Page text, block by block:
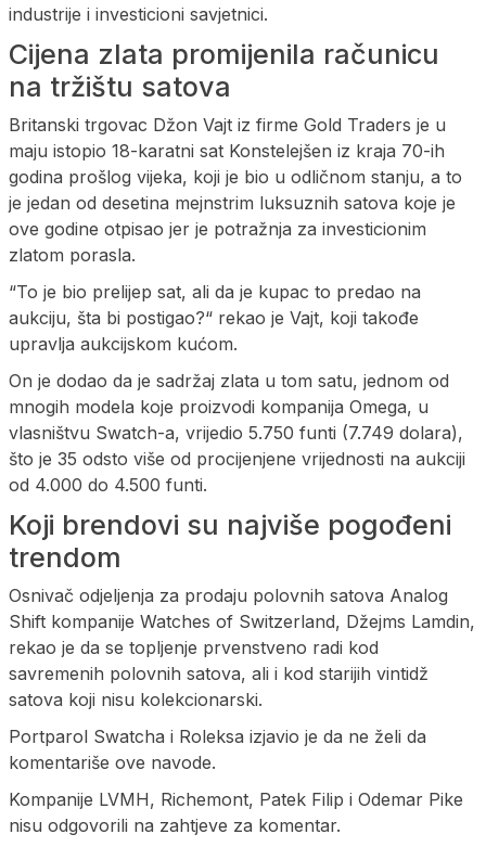
industrije i investicioni savjetnici.
Cijena zlata promijenila računicu
na tržištu satova
Britanski trgovac Džon Vajt iz firme Gold Traders je u
maju istopio 18-karatni sat Konstelejšen iz kraja 70-ih
godina prošlog vijeka, koji je bio u odličnom stanju, a to
je jedan od desetina mejnstrim luksuznih satova koje je
ove godine otpisao jer je potražnja za investicionim
zlatom porasla.
“To je bio prelijep sat, ali da je kupac to predao na
aukciju, šta bi postigao?“ rekao je Vajt, koji takođe
upravlja aukcijskom kućom.
On je dodao da je sadržaj zlata u tom satu, jednom od
mnogih modela koje proizvodi kompanija Omega, u
vlasništvu Swatch-a, vrijedio 5.750 funti (7.749 dolara),
što je 35 odsto više od procijenjene vrijednosti na aukciji
od 4.000 do 4.500 funti.
Koji brendovi su najviše pogođeni
trendom
Osnivač odjeljenja za prodaju polovnih satova Analog
Shift kompanije Watches of Switzerland, Džejms Lamdin,
rekao je da se topljenje prvenstveno radi kod
savremenih polovnih satova, ali i kod starijih vintidž
satova koji nisu kolekcionarski.
Portparol Swatcha i Roleksa izjavio je da ne želi da
komentariše ove navode.
Kompanije LVMH, Richemont, Patek Filip i Odemar Pike
nisu odgovorili na zahtjeve za komentar.